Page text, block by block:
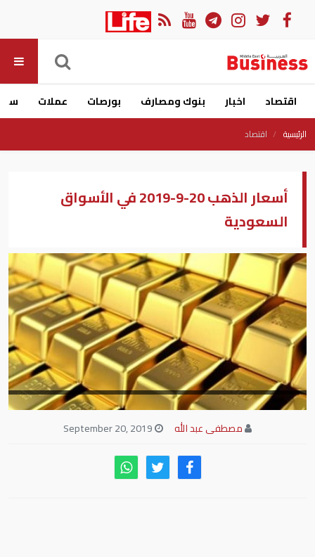
اقتصاد اخبار بنوك ومصارف بورصات عملات
الرئيسية اقتصاد
أسعار الذهب 20-9-2019 في الأسواق
السعودية
مصطفى عبد الله